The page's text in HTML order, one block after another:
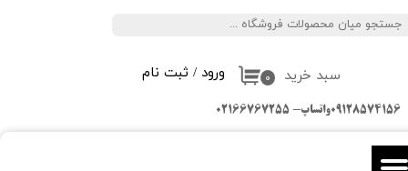
ورود / ثبت نام
تغییر گذر واژه
سفارشات
خروج از حساب کاربری
۰ سبد خرید